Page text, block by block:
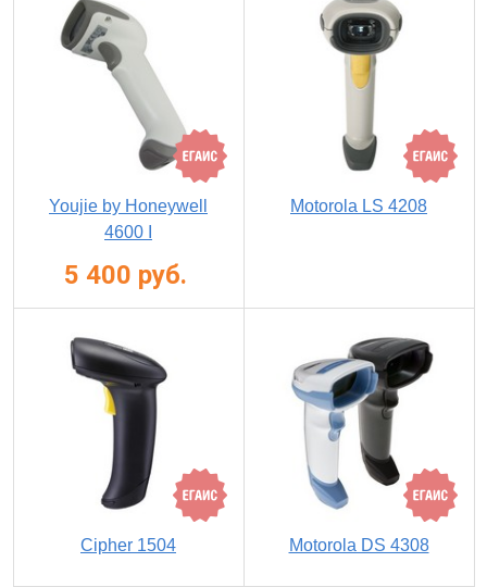
Youjie by Honeywell
4600 I
5 400 руб.
Motorola LS 4208
Cipher 1504 Motorola DS 4308